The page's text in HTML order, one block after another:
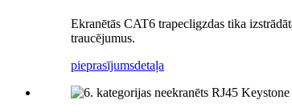
Ekranētās CAT6 trapecligzdas tika
traucējumus.
pieprasījumsdetaļa